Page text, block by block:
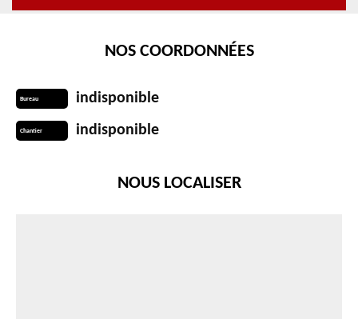
NOS COORDONNÉES
Bureau indisponible
Chantier indisponible
NOUS LOCALISER